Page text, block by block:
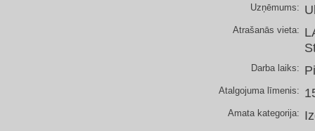
Uzņēmums:
Atrašanās vieta:
Darba laiks:
Atalgojuma līmenis:
Amata kategorija: